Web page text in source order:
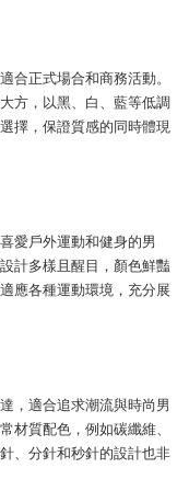
合正式場合和商務活動。
方，以黑、白、藍等低調
擇，保證質感的同時體現
愛戶外運動和健身的男
計多樣且醒目，顏色鮮豔
應各種運動環境，充分展
，適合追求潮流與時尚男
材質配色，例如碳纖維、
、分針和秒針的設計也非